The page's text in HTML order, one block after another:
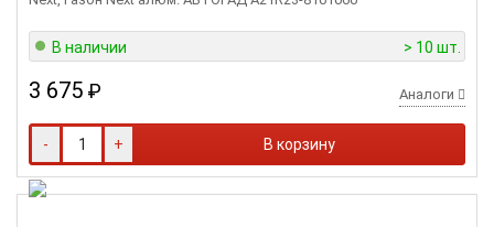
В наличии > 10 шт.
3 675 ₽ Аналоги
- + В корзину